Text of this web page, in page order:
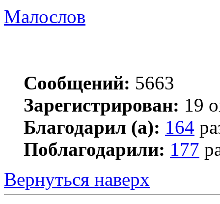
Малослов
Сообщений: 5663
Зарегистрирован: 19
Благодарил (а): 164
Поблагодарили: 177
Вернуться наверх